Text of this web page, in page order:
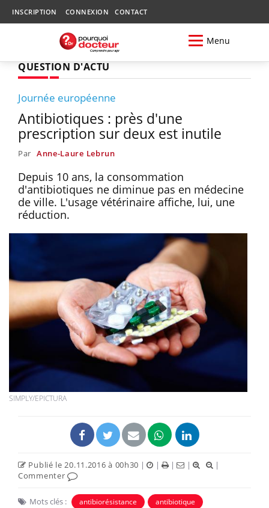
INSCRIPTION CONNEXION CONTACT
Menu
QUESTION D'ACTU
Journée européenne
Antibiotiques : près d'une
prescription sur deux est inutile
Par Anne-Laure Lebrun
Depuis 10 ans, la consommation
d'antibiotiques ne diminue pas en médecine
de ville. L'usage vétérinaire affiche, lui, une
réduction.
SIMPLY/EPICTURA
Publié le 20.11.2016 à 00h30 | | | |
|
Commenter
Mots clés : antibiorésistance
antibiotique